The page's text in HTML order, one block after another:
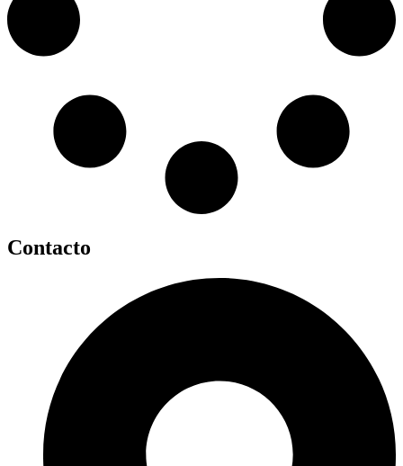
Contacto